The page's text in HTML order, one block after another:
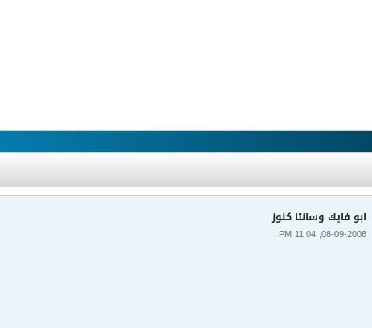
ابو فايك وسانتا كلوز
08-09-2008, 11:04 PM